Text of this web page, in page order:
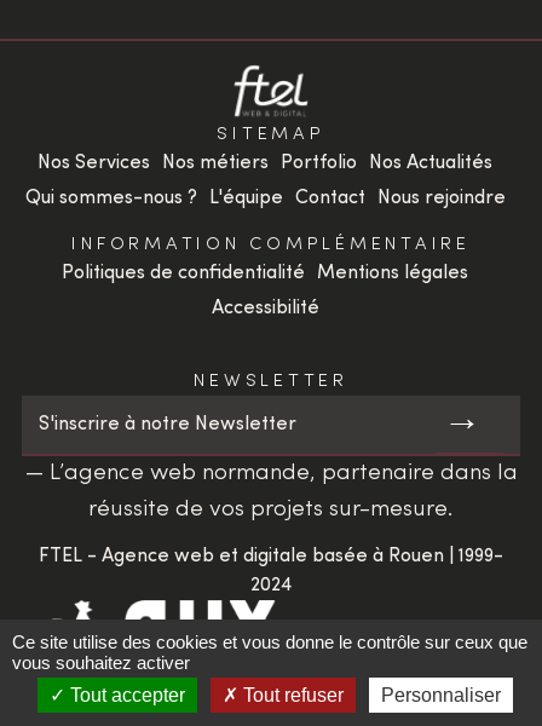
— L’agence web normande, partenaire dans la
réussite de vos projets sur-mesure.
FTEL - Agence web et digitale basée à Rouen | 1999-
2024
SITEMAP
Nos Services Nos métiers Portfolio
Nos Actualités
Qui sommes-nous ?
L'équipe Contact Nous rejoindre
INFORMATION COMPLÉMENTAIRE
Politiques de confidentialité
Mentions légales
Accessibilité
NEWSLETTER
S'inscrire à notre Newsletter →
Ce site utilise des cookies et vous donne le contrôle sur ceux que
vous souhaitez activer
Tout accepter
Tout refuser Personnaliser